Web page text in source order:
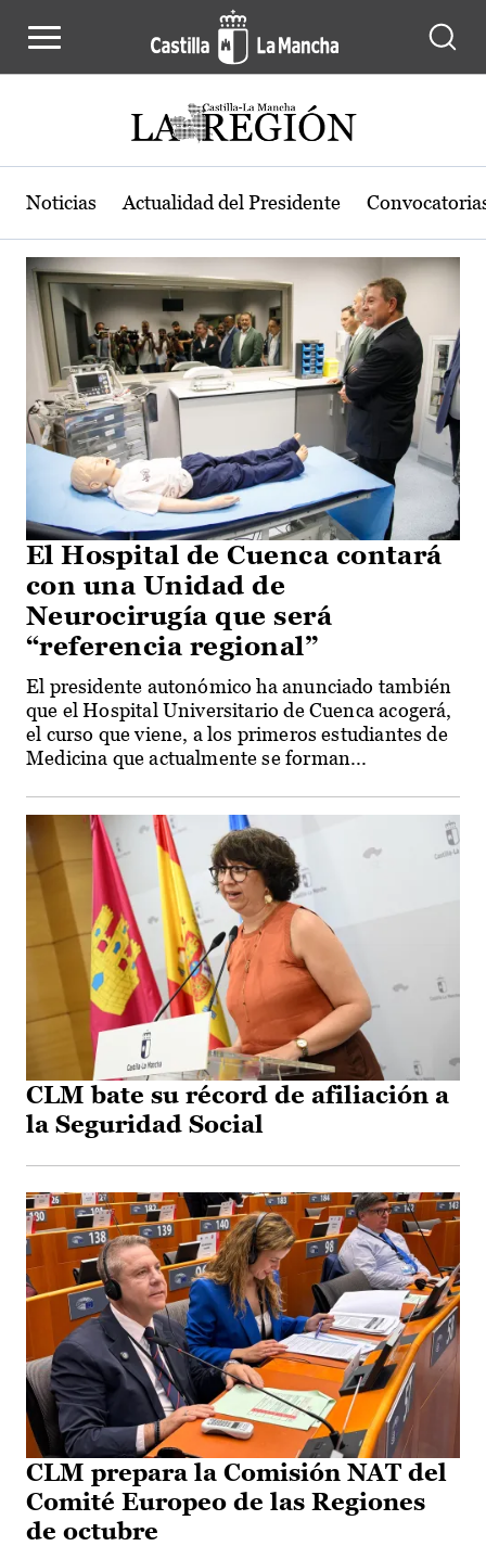
Actualidad de la región de Castilla-
Noticias Actualidad del Presidente
El Hospital de Cuenca contará
con una Unidad de
Neurocirugía que será
“referencia regional”
El presidente autonómico ha anunciado también
que el Hospital Universitario de Cuenca acogerá,
el curso que viene, a los primeros estudiantes de
Medicina que actualmente se forman...
CLM bate su récord de afiliación a
la Seguridad Social
CLM prepara la Comisión NAT del
Comité Europeo de las Regiones
de octubre